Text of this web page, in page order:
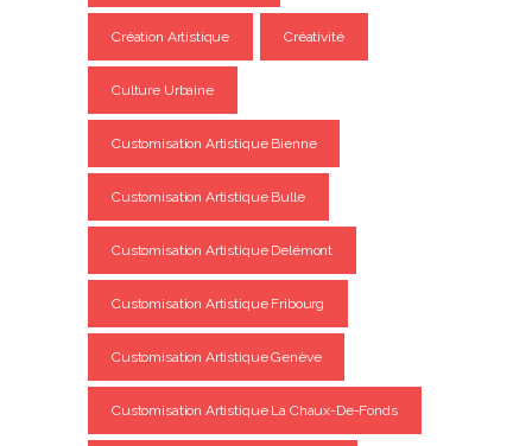
Création Artistique Créativité
Culture Urbaine
Customisation Artistique Bienne
Customisation Artistique Bulle
Customisation Artistique Delémont
Customisation Artistique Fribourg
Customisation Artistique Genève
Customisation Artistique La Chaux-De-Fonds